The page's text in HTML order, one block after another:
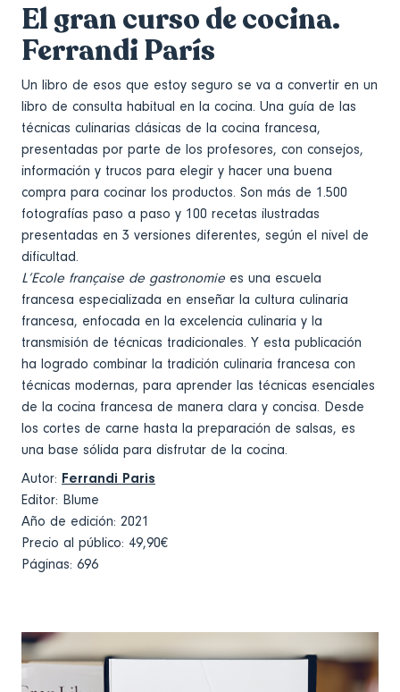
El gran curso de cocina.
Ferrandi París
Un libro de esos que estoy seguro se va a convertir en un
libro de consulta habitual en la cocina. Una guía de las
técnicas culinarias clásicas de la cocina francesa,
presentadas por parte de los profesores, con consejos,
información y trucos para elegir y hacer una buena
compra para cocinar los productos. Son más de 1.500
fotografías paso a paso y 100 recetas ilustradas
presentadas en 3 versiones diferentes, según el nivel de
dificultad.
L’Ecole française de gastronomie es una escuela
francesa especializada en enseñar la cultura culinaria
francesa, enfocada en la excelencia culinaria y la
transmisión de técnicas tradicionales. Y esta publicación
ha logrado combinar la tradición culinaria francesa con
técnicas modernas, para aprender las técnicas esenciales
de la cocina francesa de manera clara y concisa. Desde
los cortes de carne hasta la preparación de salsas, es
una base sólida para disfrutar de la cocina.
Autor: Ferrandi Paris
Editor: Blume
Año de edición: 2021
Precio al público: 49,90€
Páginas: 696